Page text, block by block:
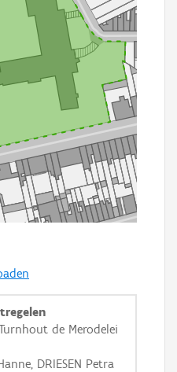
de Merodelei
DRIESEN Petra